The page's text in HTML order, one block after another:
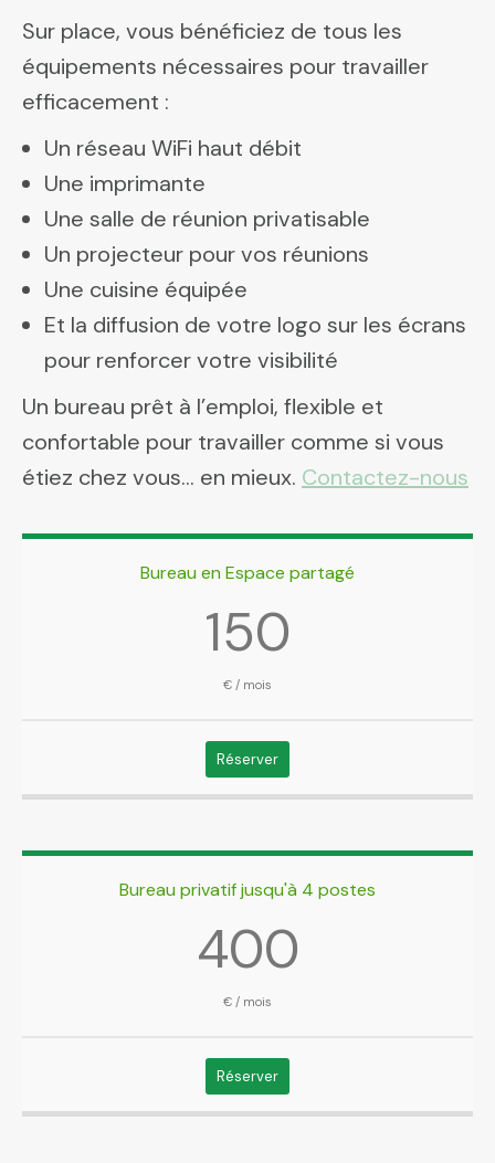
Sur place, vous bénéficiez de tous les
équipements nécessaires pour travailler
efficacement :
Un réseau WiFi haut débit
Une imprimante
Une salle de réunion privatisable
Un projecteur pour vos réunions
Une cuisine équipée
Et la diffusion de votre logo sur les écrans
pour renforcer votre visibilité
Un bureau prêt à l’emploi, flexible et
confortable pour travailler comme si vous
étiez chez vous… en mieux. Contactez-nous
Bureau en Espace partagé
150
€ / mois
Réserver
Bureau privatif jusqu'à 4 postes
400
€ / mois
Réserver